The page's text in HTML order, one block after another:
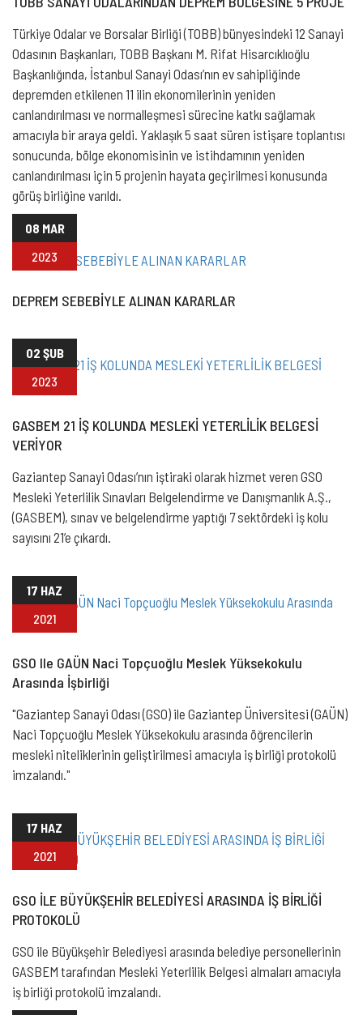
Türkiye Odalar ve Borsalar Birliği (TOBB) bünyesindeki 12 Sanayi
Odasının Başkanları, TOBB Başkanı M. Rifat Hisarcıklıoğlu
Başkanlığında, İstanbul Sanayi Odası’nın ev sahipliğinde
depremden etkilenen 11 ilin ekonomilerinin yeniden
canlandırılması ve normalleşmesi sürecine katkı sağlamak
amacıyla bir araya geldi. Yaklaşık 5 saat süren istişare toplantısı
sonucunda, bölge ekonomisinin ve istihdamının yeniden
canlandırılması için 5 projenin hayata geçirilmesi konusunda
görüş birliğine varıldı.
08 MAR
2023
DEPREM SEBEBİYLE ALINAN KARARLAR
02 ŞUB
2023
GASBEM 21 İŞ KOLUNDA MESLEKİ YETERLİLİK BELGESİ
VERİYOR
Gaziantep Sanayi Odası’nın iştiraki olarak hizmet veren GSO
Mesleki Yeterlilik Sınavları Belgelendirme ve Danışmanlık A.Ş.,
(GASBEM), sınav ve belgelendirme yaptığı 7 sektördeki iş kolu
sayısını 21’e çıkardı.
17 HAZ
2021
GSO Ile GAÜN Naci Topçuoğlu Meslek Yüksekokulu
Arasında İşbirliği
"Gaziantep Sanayi Odası (GSO) ile Gaziantep Üniversitesi (GAÜN)
Naci Topçuoğlu Meslek Yüksekokulu arasında öğrencilerin
mesleki niteliklerinin geliştirilmesi amacıyla iş birliği protokolü
imzalandı."
17 HAZ
2021
GSO İLE BÜYÜKŞEHİR BELEDİYESİ ARASINDA İŞ BİRLİĞİ
PROTOKOLÜ
GSO ile Büyükşehir Belediyesi arasında belediye personellerinin
GASBEM tarafından Mesleki Yeterlilik Belgesi almaları amacıyla
iş birliği protokolü imzalandı.